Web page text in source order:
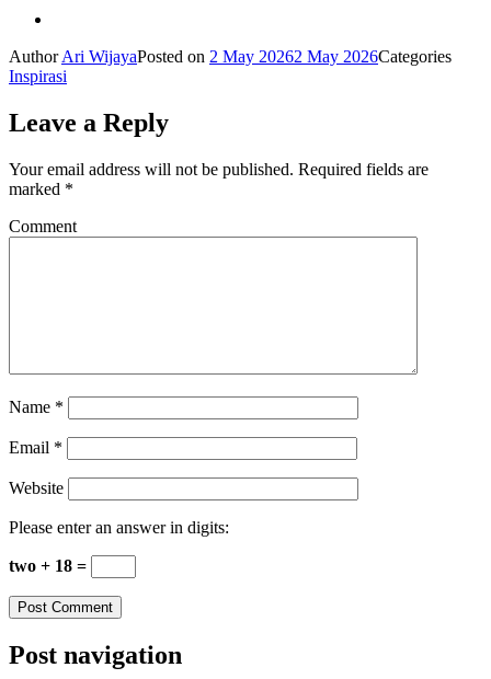
AuthorAri WijayaPosted on 2 May 20262 May 2026Categories
Inspirasi
Leave a Reply
Your email address will not be published. Required fields are
marked *
Comment
Name *
Email *
Website
Please enter an answer in digits:
two + 18 =
Post navigation